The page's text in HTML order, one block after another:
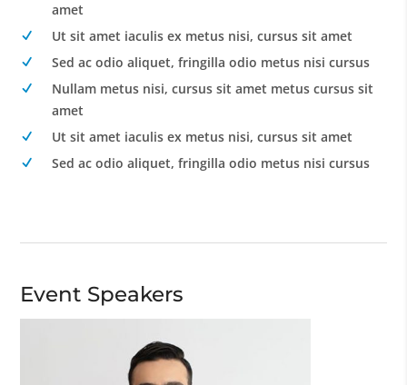
amet
Ut sit amet iaculis ex metus nisi, cursus sit amet
Sed ac odio aliquet, fringilla odio metus nisi cursus
Nullam metus nisi, cursus sit amet metus cursus sit
amet
Ut sit amet iaculis ex metus nisi, cursus sit amet
Sed ac odio aliquet, fringilla odio metus nisi cursus
Event Speakers